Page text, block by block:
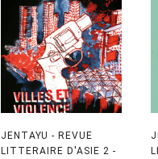
JENTAYU - REVUE
LITTERAIRE D'ASIE 2 -